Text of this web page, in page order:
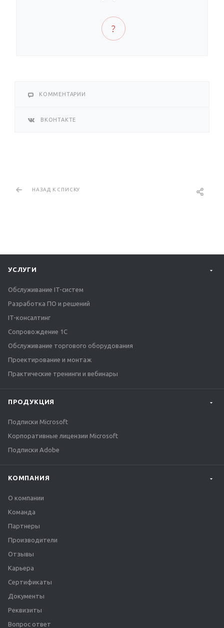
КОММЕНТАРИИ
ВКОНТАКТЕ
НАЗАД К СПИСКУ
УСЛУГИ
Обслуживание IT-систем
Разработка ПО и решений
IT-консалтинг
Сопровождение 1С
Обслуживание торгового оборудования
Проектирование и монтаж
Практические тренинги и вебинары
ПРОДУКЦИЯ
Подписки Microsoft
Корпоративные лицензии Microsoft
Подписки Adobe
КОМПАНИЯ
О компании
Команда
Партнеры
Производители
Отзывы
Карьера
Сертификаты
Документы
Реквизиты
Вопрос ответ